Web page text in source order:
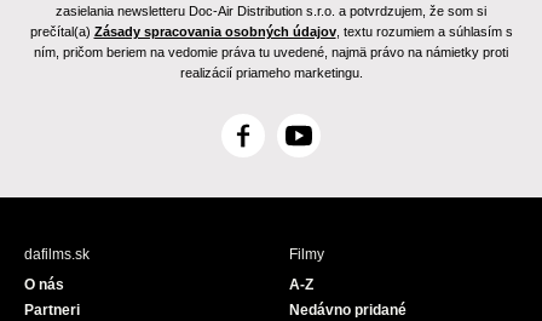
zasielania newsletteru Doc-Air Distribution s.r.o. a potvrdzujem, že som si
prečítal(a) Zásady spracovania osobných údajov, textu rozumiem a súhlasím s
ním, pričom beriem na vedomie práva tu uvedené, najmä právo na námietky proti
realizácií priameho marketingu.
F
c
Y
u
e
dafilms.sk
O nás
Partneri
Filmy
A-Z
Nedávno pridané